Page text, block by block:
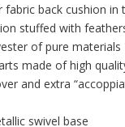
fabric back cushion in
stuffed with
of pure materials
made of high
and extra
swivel base